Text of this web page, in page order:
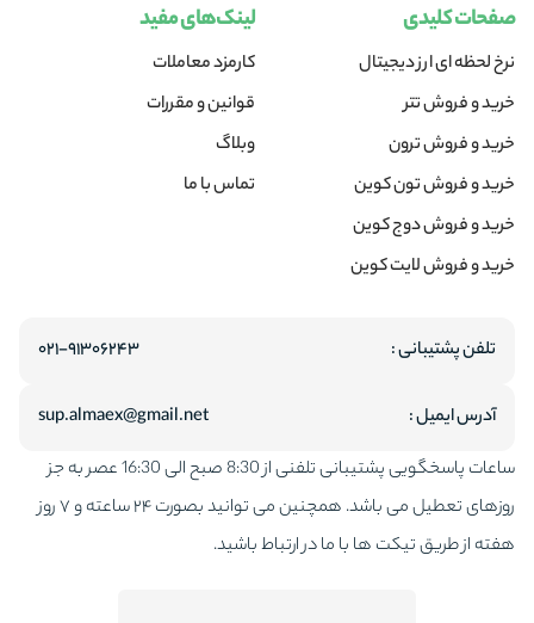
صفحات کلیدی
نرخ لحظه ای ارز دیجیتال
خرید و فروش تتر
خرید و فروش ترون
خرید و فروش تون کوین
خرید و فروش دوج کوین
خرید و فروش لایت کوین
لینک‌های مفید
کارمزد معاملات
قوانین و مقررات
وبلاگ
تماس با ما
تلفن پشتیبانی : ۰۲۱-۹۱۳۰۶۲۴۳
آدرس ایمیل :
sup.almaex@gmail.net
ساعات پاسخگویی پشتیبانی تلفنی از 8:30 صبح الی 16:30 عصر به جز
روزهای تعطیل می باشد. همچنین می توانید بصورت ۲۴ ساعته و ۷ روز
هفته از طریق تیکت ها با ما در ارتباط باشید.